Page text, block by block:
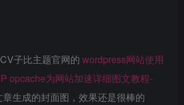
子比主题官网的 wordpress网站使用
opcache为网站加速详细图文教程-
章生成的封面图，效果还是很棒的